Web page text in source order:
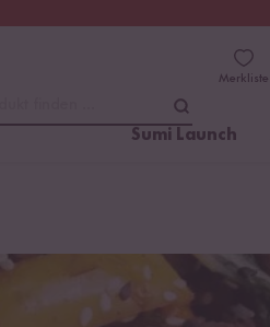
Merkliste
Sumi Launch